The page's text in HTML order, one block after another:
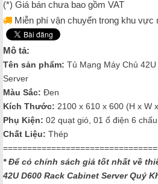
(*) Giá bán chưa bao gồm VAT
Miễn phí vận chuyển trong khu vực
Mô tả:
Tên sản phẩm: Tủ Mạng Máy Chủ
Server
Màu Sắc: Đen
Kích Thước: 2100 x 610 x 600 (H x W
Phụ Kiện: 02 quạt gió, 01 ổ điện 6
Chất Liệu: Thép
* Để có chính sách giá tốt nhất về
42U D600 Rack Cabinet ServerQuý